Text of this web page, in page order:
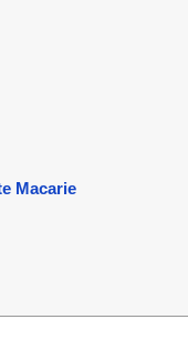
Macarie